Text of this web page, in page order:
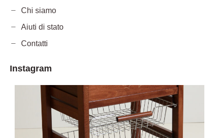
Chi siamo
Aiuti di stato
Contatti
Instagram